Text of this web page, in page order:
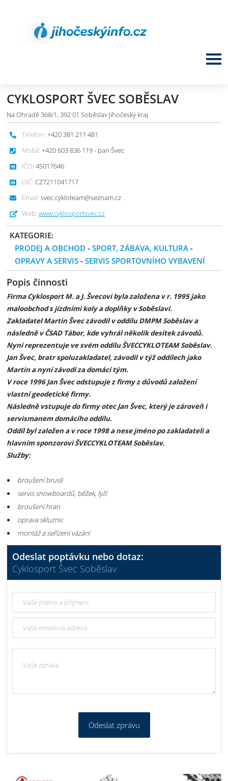
CYKLOSPORT ŠVEC SOBĚSLAV
Na Ohradě 368/1, 392 01 Soběslav Jihočeský kraj
Telefon: +420 381 211 481
Mobil: +420 603 836 119 - pan Švec
IČO: 45017646
DIČ: CZ7211041717
Email: svec.cykloteam@seznam.cz
Web: www.cyklosportsvec.cz
KATEGORIE:
PRODEJ A OBCHOD -SPORT, ZÁBAVA, KULTURA -
OPRAVY A SERVIS -SERVIS SPORTOVNÍHO VYBAVENÍ
Popis činnosti
Firma Cyklosport M. a J. Švecovi byla založena v r. 1995 jako
maloobchod s jízdními koly a doplňky v Soběslavi.
Zakladatel Martin Švec závodil v oddílu DMPM Soběslav a
následně v ČSAD Tábor, kde vyhrál několik desítek závodů.
Nyní reprezentuje ve svém oddílu ŠVECCYKLOTEAM Soběslav.
Jan Švec, bratr spoluzakladatel, závodil v týž oddílech jako
Martin a nyní závodí za domácí tým.
V roce 1996 Jan Švec odstupuje z firmy z důvodů založení
vlastní geodetické firmy.
Následně vstupuje do firmy otec Jan Švec, který je zároveň i
servismanem domácího oddílu.
Oddíl byl založen a v roce 1998 a nese jméno po zakladateli a
hlavním sponzorovi ŠVECCYKLOTEAM Soběslav.
Služby:
broušení bruslí
servis snowboardů, běžek, lyží
broušení hran
oprava skluznic
montáž a seřízení vázání
Odeslat poptávku nebo dotaz:
Cyklosport Švec Soběslav
Odeslat zprávu